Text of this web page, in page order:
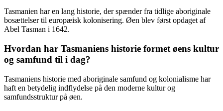
Tasmanien har en lang historie, der spænder fra tidlige aboriginale
bosættelser til europæisk kolonisering. Øen blev først opdaget af
Abel Tasman i 1642.
Hvordan har Tasmaniens historie formet øens kultur
og samfund til i dag?
Tasmaniens historie med aboriginale samfund og kolonialisme har
haft en betydelig indflydelse på den moderne kultur og
samfundsstruktur på øen.